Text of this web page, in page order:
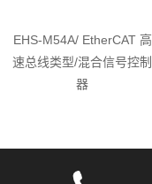
EHS-M54A/ EtherCAT 高
速总线类型/混合信号控制
器